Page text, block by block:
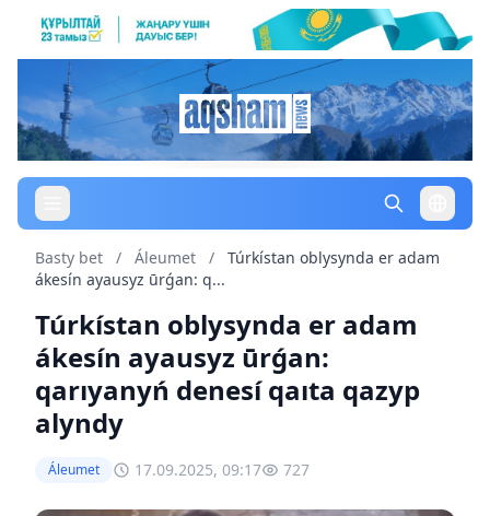
Basty bet / Áleumet /
Túrkístan oblysynda er adam
ákesín ayausyz ūrǵan: q...
Túrkístan oblysynda er adam
ákesín ayausyz ūrǵan:
qarıyanyń denesí qaıta qazyp
alyndy
Áleumet 17.09.2025, 09:17 727